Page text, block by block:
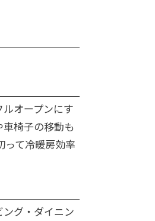
オープンにす
椅子の移動も
って冷暖房効率
グ・ダイニン